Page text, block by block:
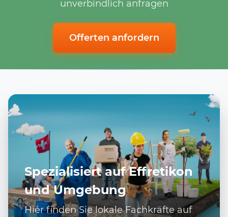
unverbindlich anfragen
Offerten anfordern
Spezialisiert auf Effretikon
und Umgebung
Hier finden Sie lokale Fachkräfte auf